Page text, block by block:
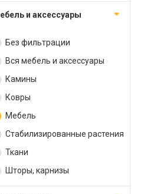
Мебель и аксессуары
Без фильтрации
Вся мебель и аксессуары
Камины
Ковры
Мебель
Стабилизированные растения
Ткани
Шторы, карнизы